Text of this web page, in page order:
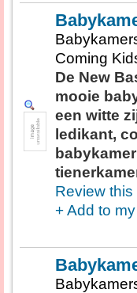
Coming
De New
mooie
een witte
ledikant,
Review
+ Add to